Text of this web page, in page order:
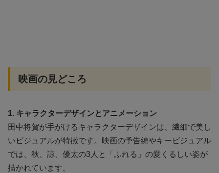
映画の見どころ
1. キャラクターデザインとアニメーション
田中将賀が手がけるキャラクターデザインは、繊細で美し
いビジュアルが特徴です。映画の予告編やキービジュアル
では、秋、諒、優太の3人と「ふれる」の愛くるしい姿が
描かれています。